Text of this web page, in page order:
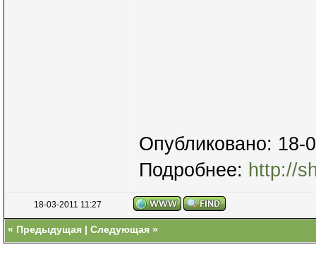
Опубликовано: 18-
Подробнее: http://
18-03-2011 11:27
« Предыдущая | Следующая »